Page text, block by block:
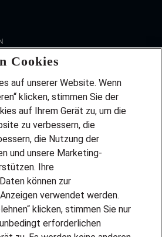
Cookies
auf unserer Website. Wenn
klicken, stimmen Sie der
auf Ihrem Gerät zu, um die
zu verbessern, die
die Nutzung der
und unsere Marketing-
Ihre
können zur
verwendet werden.
klicken, stimmen Sie nur
erforderlichen